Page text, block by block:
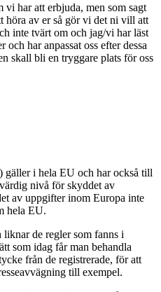
vi har att erbjuda, men som sagt
höra av er så gör vi det ni vill att
inte tvärt om och jag/vi har läst
har anpassat oss efter dessa
skall bli en tryggare plats för oss
i hela EU och har också till
nivå för skyddet av
av uppgifter inom Europa inte
hela EU.
de regler som fanns i
som idag får man behandla
från de registrerade, för att
till exempel.